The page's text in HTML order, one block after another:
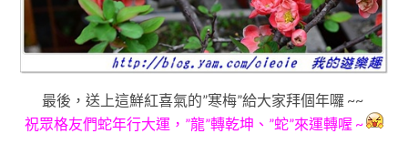
最後，送上這鮮紅喜氣的”寒梅”給大家拜個年囉 ~~
祝眾格友們蛇年行大運 ，”龍”轉乾坤 、”蛇”來運轉喔 ~